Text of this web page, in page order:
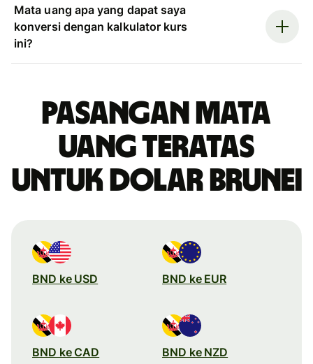
Mata uang apa yang dapat saya
konversi dengan kalkulator kurs
ini?
Pasangan mata
uang teratas
untuk dolar Brunei
BND ke USD BND ke EUR
BND ke CAD BND ke NZD